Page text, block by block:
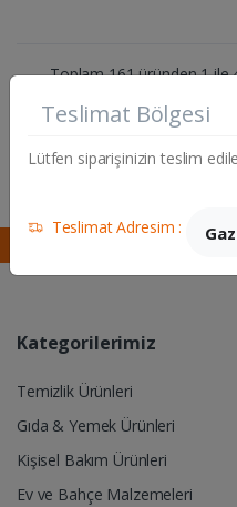
Toplam 161 üründen 1 ile
Kategorilerimiz
Temizlik Ürünleri
Gıda & Yemek Ürünleri
Kişisel Bakım Ürünleri
Ev ve Bahçe Malzemeleri
Teslimat Bölgesi
Lütfen siparişinizin teslim
Teslimat Adresim :